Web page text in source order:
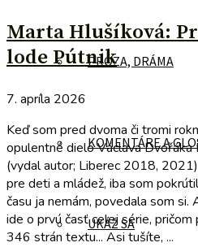
PRÓZA, DRÁMA
KOMENTÁRE A
UKÁŽ SA
Marta Hlušíková:
lode Pútnik
7. apríla 2026
Keď som pred dvoma či tromi
opulentné dielo Václava Dvořáka
(vydal autor; Liberec 2018,
pre deti a mládež, iba som
času ja nemám, povedala som
ide o prvú časť celej série, pričom
346 strán textu... Asi tušíte, ...